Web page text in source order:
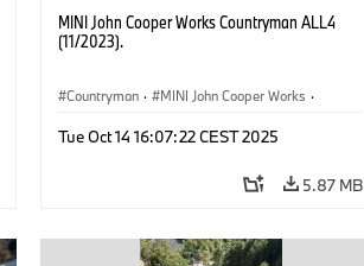
MINI John Cooper Works Countryman ALL4
(11/2023).
Countryman · MINI John Cooper Works ·
Tue Oct 14 16:07:22 CEST 2025
5.87 MB